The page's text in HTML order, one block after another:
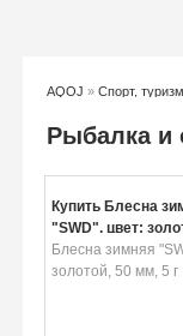
AQOJ » Спорт,
Рыбалка и
Купить Блесна
"SWD", цвет:
5 г
Блесна зимняя
золотой, 50 мм, 5 г